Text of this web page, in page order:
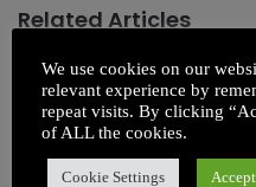
Related Articles
We use cookies on our
relevant experience by
repeat visits. By clicking
of ALL the cookies.
Cookie Settings Accept